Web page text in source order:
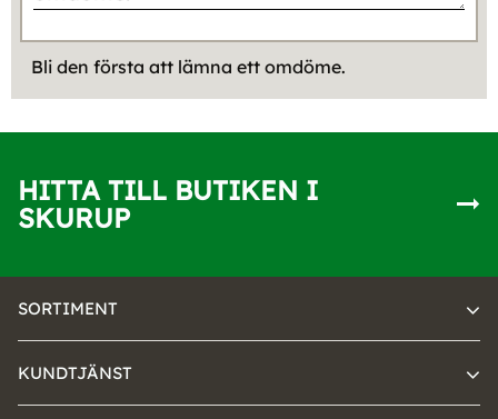
Bli den första att lämna ett omdöme.
HITTA TILL BUTIKEN I
SKURUP
SORTIMENT
KUNDTJÄNST